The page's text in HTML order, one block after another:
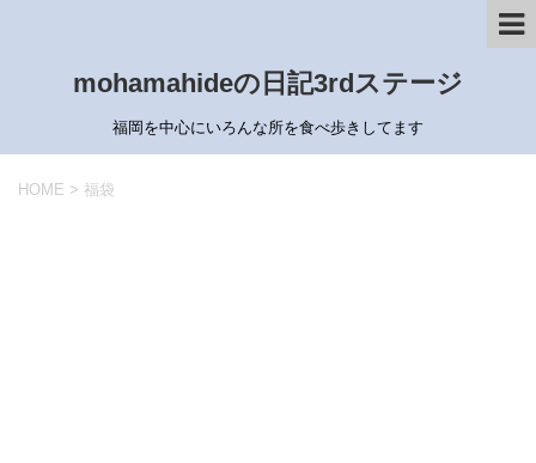
mohamahideの日記3rdステージ
福岡を中心にいろんな所を食べ歩きしてます
HOME > 福袋